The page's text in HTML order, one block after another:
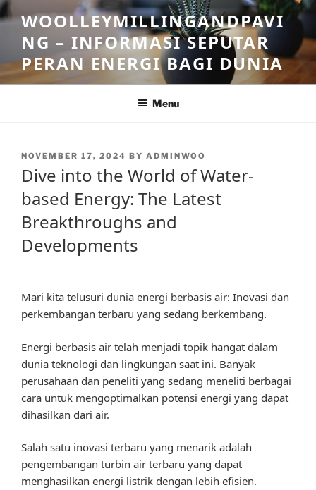
Skip
to
content
WOOLLEYMILLINGANDPAVI
NG – INFORMASI SEPUTAR
PERAN ENERGI BAGI DUNIA
Menu
POSTED
NOVEMBER 17, 2024 BY ADMINWOO
Dive into the World of Water-
based Energy: The Latest
Breakthroughs and
Developments
Mari kita telusuri dunia energi berbasis air: Inovasi dan
perkembangan terbaru yang sedang berkembang.
Energi berbasis air telah menjadi topik hangat dalam
dunia teknologi dan lingkungan saat ini. Banyak
perusahaan dan peneliti yang sedang meneliti berbagai
cara untuk mengoptimalkan potensi energi yang dapat
dihasilkan dari air.
Salah satu inovasi terbaru yang menarik adalah
pengembangan turbin air terbaru yang dapat
menghasilkan energi listrik dengan lebih efisien.